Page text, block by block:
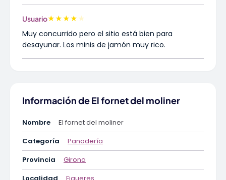
Usuario★★★★ ★
Muy concurrido pero el sitio está bien para
desayunar. Los minis de jamón muy rico.
Información de El fornet del moliner
Nombre
El fornet del moliner
Categoría
Panadería
Provincia
Girona
Localidad
Figueres